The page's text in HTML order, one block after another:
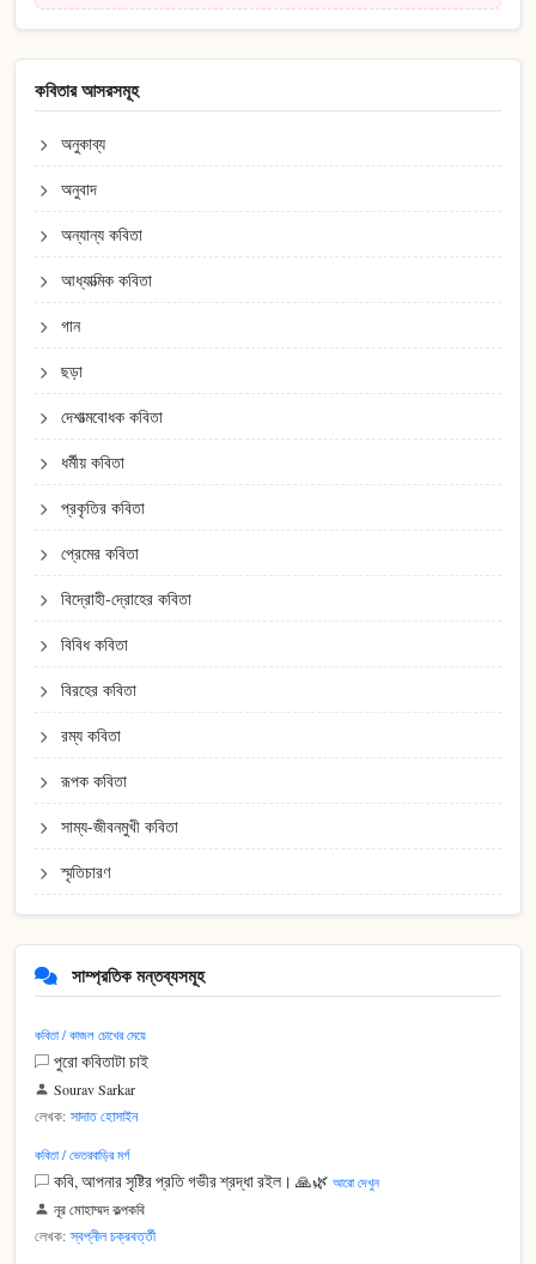
কবিতার আসরসমূহ
অনুকাব্য
অনুবাদ
অন্যান্য কবিতা
আধ্যাত্মিক কবিতা
গান
ছড়া
দেশাত্মবোধক কবিতা
ধর্মীয় কবিতা
প্রকৃতির কবিতা
প্রেমের কবিতা
বিদ্রোহী-দ্রোহের কবিতা
বিবিধ কবিতা
বিরহের কবিতা
রম্য কবিতা
রূপক কবিতা
সাম্য-জীবনমুখী কবিতা
স্মৃতিচারণ
সাম্প্রতিক মন্তব্যসমূহ
কবিতা / কাজল চোখের মেয়ে
পুরো কবিতাটা চাই
Sourav Sarkar
লেখক: সাদাত হোসাইন
কবিতা / ভেতরবাড়ির মর্গ
কবি, আপনার সৃষ্টির প্রতি গভীর শ্রদ্ধা রইল। 🙏🌿 আরো দেখুন
নূর মোহাম্মদ কল্পকবি
লেখক: স্বপ্নীল চক্রবর্ত্তী